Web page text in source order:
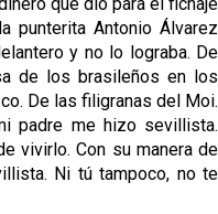
que dio para el fichaje
punterita Antonio Álvarez
y no lo lograba. De
de los brasileños en los
De las filigranas del Moi.
padre me hizo sevillista.
vivirlo. Con su manera de
Ni tú tampoco, no te